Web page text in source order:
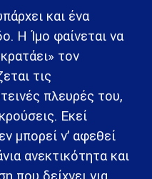
και ένα
Η Ίμο φαίνεται να
τον
τις
πλευρές του,
Εκεί
μπορεί ν’ αφεθεί
ανεκτικότητα και
που δείχνει για